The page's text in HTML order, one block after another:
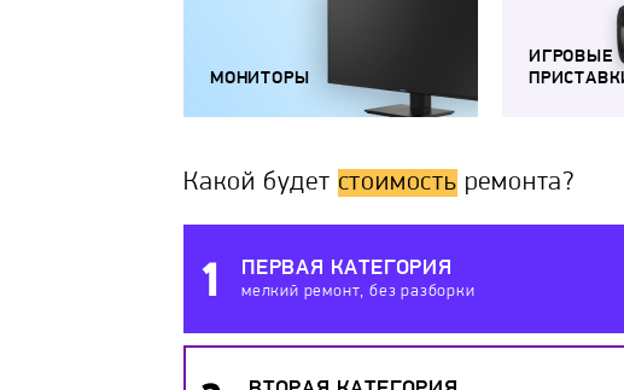
МОНИТОРЫ
ИГРОВЫЕ
Какой будет стоимость ремонта?
ПЕРВАЯ КАТЕГОРИЯ
мелкий ремонт, без разборки